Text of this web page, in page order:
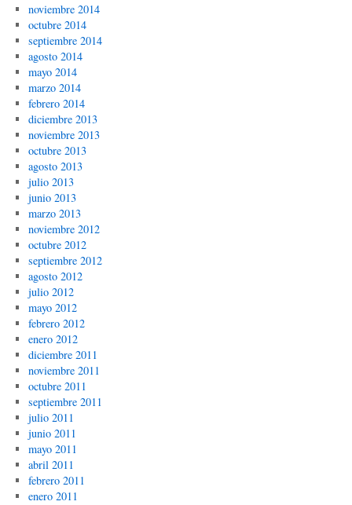
noviembre 2014
octubre 2014
septiembre 2014
agosto 2014
mayo 2014
marzo 2014
febrero 2014
diciembre 2013
noviembre 2013
octubre 2013
agosto 2013
julio 2013
junio 2013
marzo 2013
noviembre 2012
octubre 2012
septiembre 2012
agosto 2012
julio 2012
mayo 2012
febrero 2012
enero 2012
diciembre 2011
noviembre 2011
octubre 2011
septiembre 2011
julio 2011
junio 2011
mayo 2011
abril 2011
febrero 2011
enero 2011